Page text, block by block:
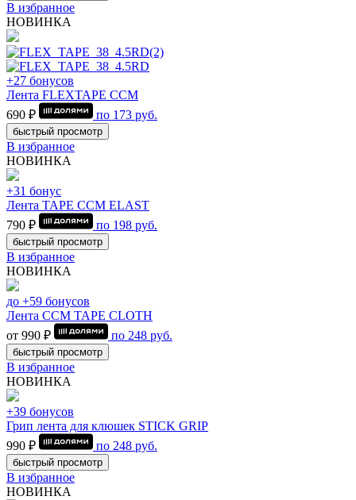
В избранное
НОВИНКА
+27 бонусов
Лента FLEXTAPE CCM
690 ₽
по 173 руб.
быстрый просмотр
В избранное
НОВИНКА
+31 бонус
Лента TAPE CCM ELAST
790 ₽
по 198 руб.
быстрый просмотр
В избранное
НОВИНКА
до +59 бонусов
Лента CCM TAPE CLOTH
от 990 ₽
по 248 руб.
быстрый просмотр
В избранное
НОВИНКА
+39 бонусов
Грип лента для клюшек STICK GRIP
990 ₽
по 248 руб.
быстрый просмотр
В избранное
НОВИНКА